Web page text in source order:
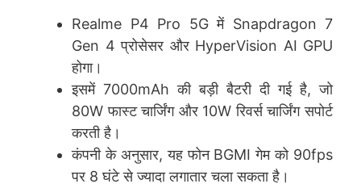
Realme P4 Pro 5G में Snapdragon 7
Gen 4 प्रोसेसर और HyperVision AI GPU
होगा।
इसमें 7000mAh की बड़ी बैटरी दी गई है, जो
80W फास्ट चार्जिंग और 10W रिवर्स चार्जिंग सपोर्ट
करती है।
कंपनी के अनुसार, यह फोन BGMI गेम को 90fps
पर 8 घंटे से ज्यादा लगातार चला सकता है।